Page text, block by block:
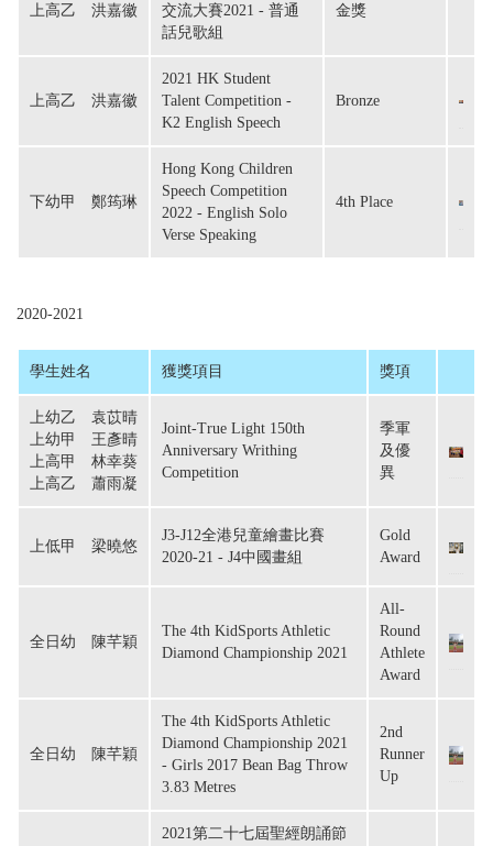
上高乙　洪嘉徽
交流大賽2021 - 普通
話兒歌組
金獎
上高乙　洪嘉徽
2021 HK Student
Talent Competition -
K2 English Speech
Bronze
下幼甲　鄭筠琳
Hong Kong Children
Speech Competition
2022 - English Solo
Verse Speaking
4th Place
2020-2021
學生姓名 獲獎項目 獎項
上幼乙　袁苡晴
上幼甲　王彥晴
上高甲　林幸葵
上高乙　蕭雨凝
Joint-True Light 150th
Anniversary Writhing
Competition
季軍
及優
異
上低甲　梁曉悠
J3-J12全港兒童繪畫比賽
2020-21 - J4中國畫組
Gold
Award
全日幼　陳芊穎
The 4th KidSports Athletic
Diamond Championship 2021
All-
Round
Athlete
Award
全日幼　陳芊穎
The 4th KidSports Athletic
Diamond Championship 2021
- Girls 2017 Bean Bag Throw
3.83 Metres
2nd
Runner
Up
2021第二十七屆聖經朗誦節